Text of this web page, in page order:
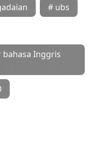
# ubs
bahasa Inggris